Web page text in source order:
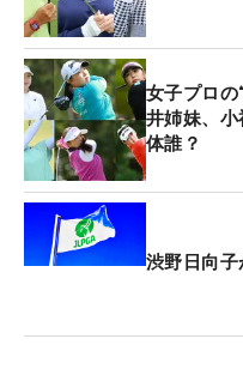
女子プロの
井姉妹、
体誰？
渋野日向